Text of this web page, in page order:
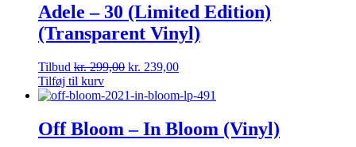
Adele – 30 (Limited Edition)
(Transparent Vinyl)
Tilbud kr.299,00 kr. 239,00
Tilføj til kurv
Off Bloom – In Bloom (Vinyl)